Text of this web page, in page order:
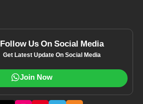
Follow Us On Social Media
Get Latest Update On Social Media
Join Now